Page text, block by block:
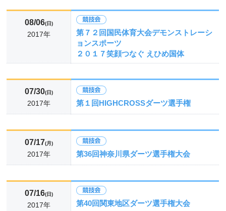
08/06(日)
2017年
第７２回国民体育大会デモンストレーシ
ョンスポーツ
２０１７笑顔つなぐ えひめ国体
07/30(日)
2017年 第１回HIGHCROSSダーツ選手権
07/17(月)
2017年 第36回神奈川県ダーツ選手権大会
07/16(日)
2017年 第40回関東地区ダーツ選手権大会